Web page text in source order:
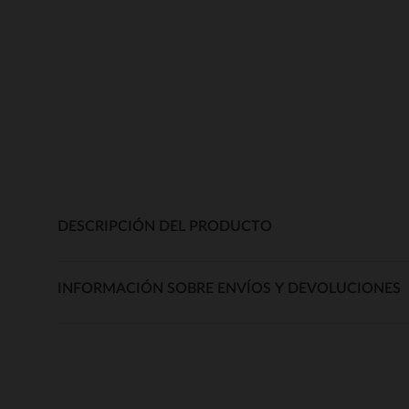
DESCRIPCIÓN DEL PRODUCTO
INFORMACIÓN SOBRE ENVÍOS Y DEVOLUCIONES